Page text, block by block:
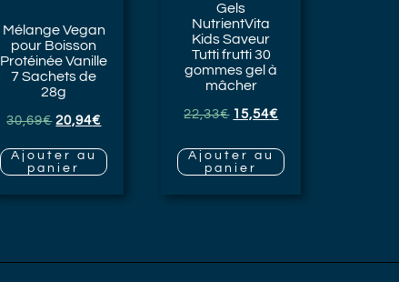
Mélange Vegan
pour Boisson
Protéinée Vanille
7 Sachets de
28g
30,69€ 20,94€
Ajouter au
panier
Gels
NutrientVita
Kids Saveur
Tutti frutti30
gommes gel à
mâcher
22,33€ 15,54€
Ajouter au
panier